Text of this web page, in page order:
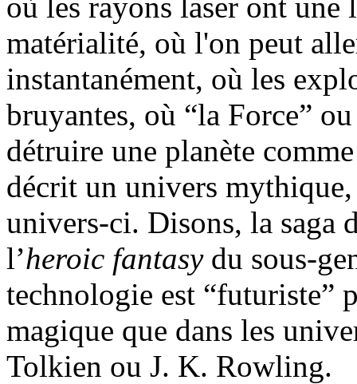
matérialité, où l'on peut
instantanément, où les
bruyantes, où “la Force”
détruire une planète
décrit un univers
univers-ci. Disons, la saga
l’heroic fantasydu sous-
technologie est “futuriste”
magique que dans les
Tolkien ou J. K. Rowling.